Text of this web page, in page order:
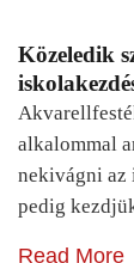
Közeledik
alkalommal
nekivágni az
pedig
Read More